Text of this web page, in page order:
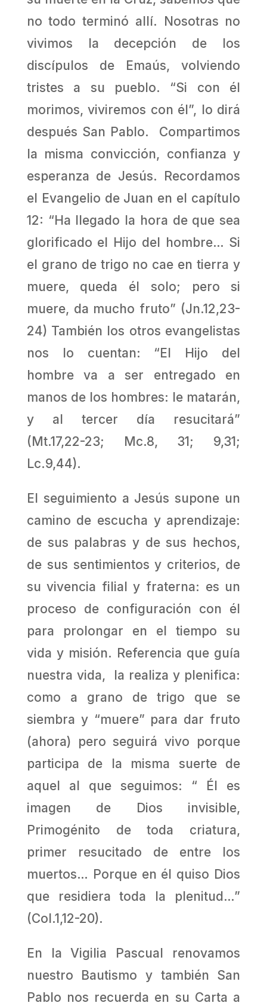
no todo terminó allí. Nosotras no
vivimos la decepción de los
discípulos de Emaús, volviendo
tristes a su pueblo. “Si con él
morimos, viviremos con él”, lo dirá
después San Pablo. Compartimos
la misma convicción, confianza y
esperanza de Jesús. Recordamos
el Evangelio de Juan en el capítulo
12: “Ha llegado la hora de que sea
glorificado el Hijo del hombre… Si
el grano de trigo no cae en tierra y
muere, queda él solo; pero si
muere, da mucho fruto” (Jn.12,23-
24) También los otros evangelistas
nos lo cuentan: “El Hijo del
hombre va a ser entregado en
manos de los hombres: le matarán,
y al tercer día resucitará”
(Mt.17,22-23; Mc.8, 31; 9,31;
Lc.9,44).
El seguimiento a Jesús supone un
camino de escucha y aprendizaje:
de sus palabras y de sus hechos,
de sus sentimientos y criterios, de
su vivencia filial y fraterna: es un
proceso de configuración con él
para prolongar en el tiempo su
vida y misión. Referencia que guía
nuestra vida, la realiza y plenifica:
como a grano de trigo que se
siembra y “muere” para dar fruto
(ahora) pero seguirá vivo porque
participa de la misma suerte de
aquel al que seguimos: “ Él es
imagen de Dios invisible,
Primogénito de toda criatura,
primer resucitado de entre los
muertos… Porque en él quiso Dios
que residiera toda la plenitud…”
(Col.1,12-20).
En la Vigilia Pascual renovamos
nuestro Bautismo y también San
Pablo nos recuerda en su Carta a